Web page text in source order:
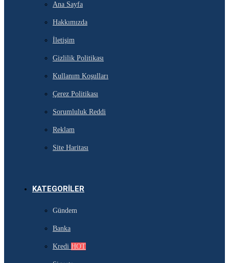
Ana Sayfa
Hakkımızda
İletişim
Gizlilik Politikası
Kullanım Koşulları
Çerez Politikası
Sorumluluk Reddi
Reklam
Site Haritası
KATEGORILER
Gündem
Banka
Kredi HOT